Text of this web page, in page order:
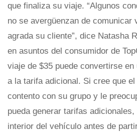
que finaliza su viaje. “Algunos
no se avergüenzan de comunicar
agrada su cliente”, dice Natasha
en asuntos del consumidor de
viaje de $35 puede convertirse en
a la tarifa adicional. Si cree que
contento con su grupo y le
pueda generar tarifas
interior del vehículo antes de